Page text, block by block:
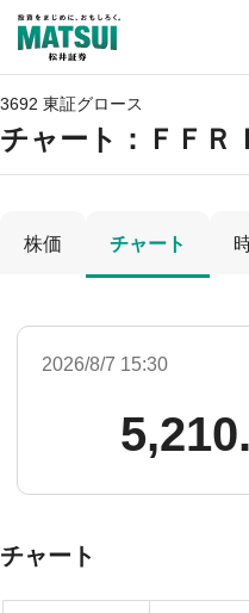
3692 東証グロース
チャート： ＦＦＲ
株価 チャート
2026/8/7 15:30
チャート